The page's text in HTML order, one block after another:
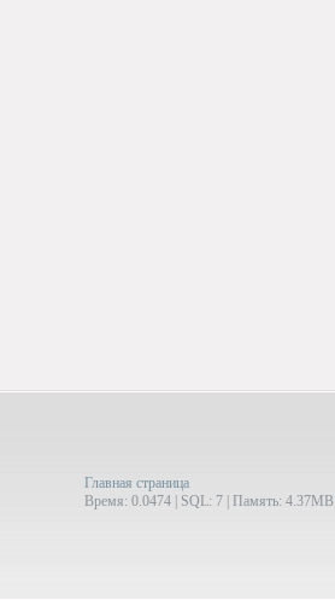
Главная страница
Время: 0.0474 | SQL: 7 | Память: 4.37MB